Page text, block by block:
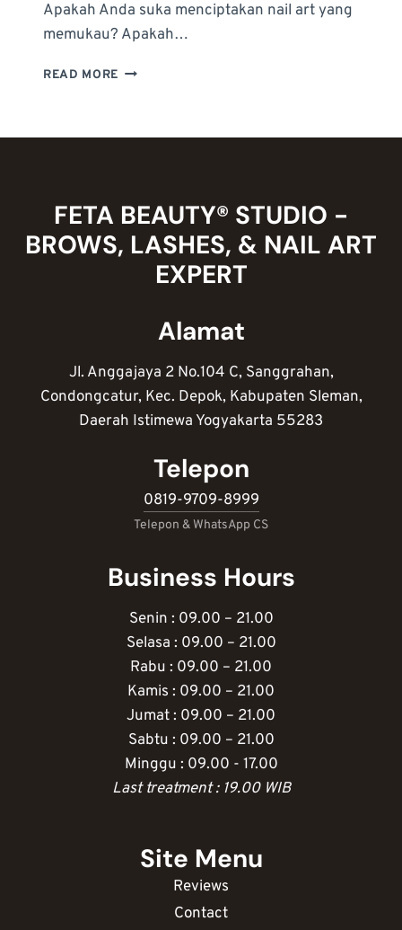
Apakah Anda suka menciptakan nail art yang
memukau? Apakah…
READ MORE 4
ADA
FETA BEAUTY® STUDIO -
BROWS, LASHES, & NAIL ART
EXPERT
Alamat
Jl. Anggajaya 2 No.104 C, Sanggrahan,
Condongcatur, Kec. Depok, Kabupaten Sleman,
Daerah Istimewa Yogyakarta 55283
Telepon
0819-9709-8999
Telepon & WhatsApp CS
Business Hours
Senin : 09.00 – 21.00
Selasa : 09.00 – 21.00
Rabu : 09.00 – 21.00
Kamis : 09.00 – 21.00
Jumat : 09.00 – 21.00
Sabtu : 09.00 – 21.00
Minggu : 09.00 - 17.00
Last treatment : 19.00 WIB
Site Menu
Reviews
Contact